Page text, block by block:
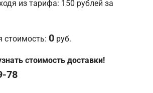
из тарифа: 150 рублей за
стоимость: 0 руб.
стоимость доставки!
78